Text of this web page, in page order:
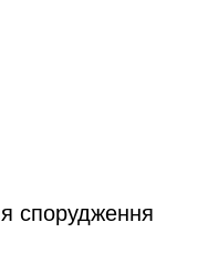
спорудження